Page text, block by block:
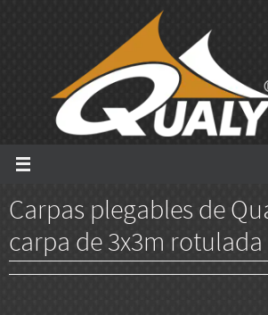
Carpas plegables de
carpa de 3x3m